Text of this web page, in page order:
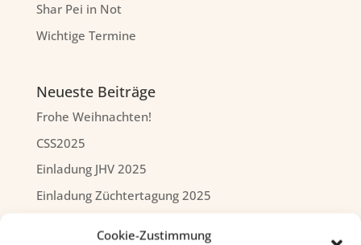
Cookie-Zustimmung
Shar Pei in Not
Wichtige Termine
Neueste Beiträge
Frohe Weihnachten!
CSS2025
Einladung JHV 2025
Einladung Züchtertagung 2025